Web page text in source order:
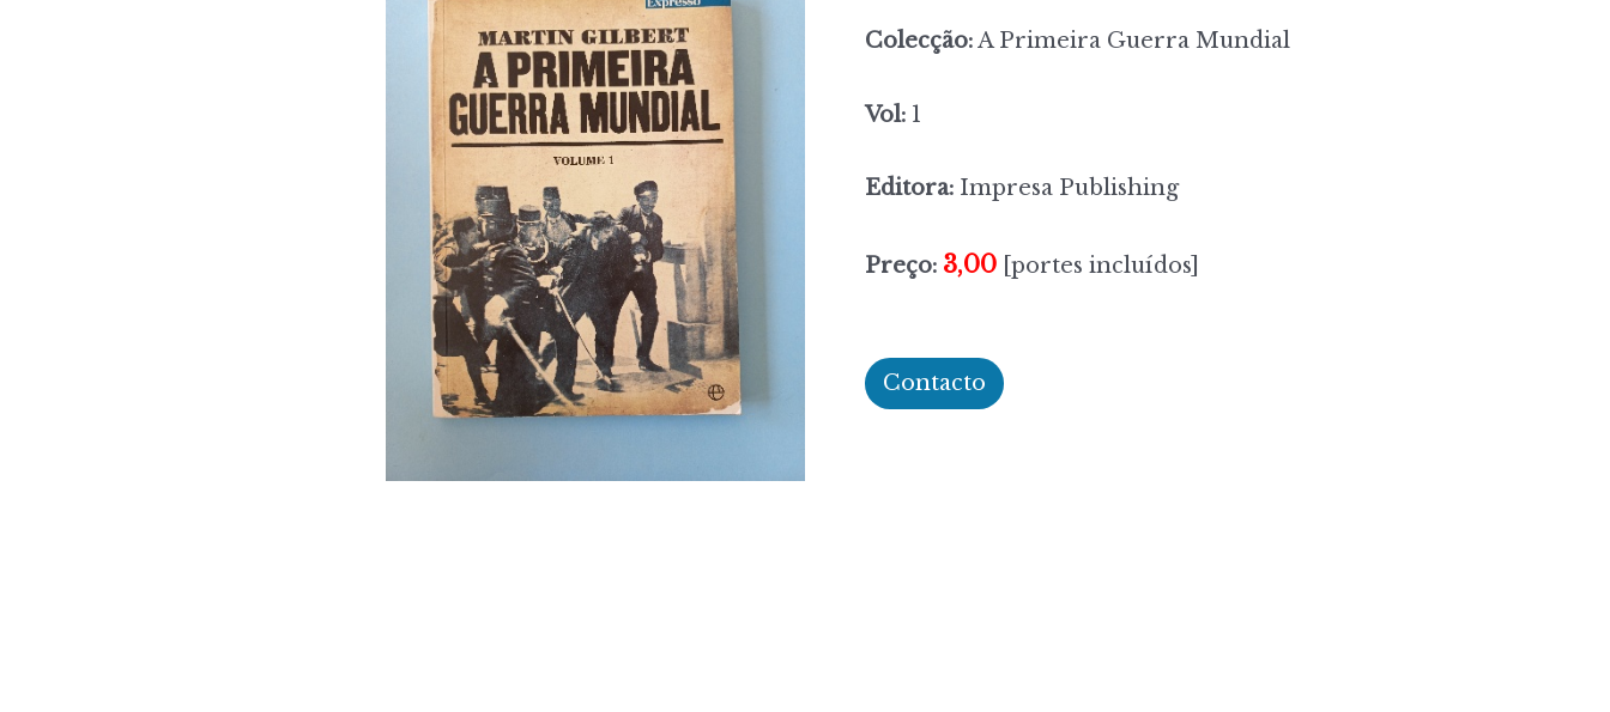
Colecção:A Primeira Guerra Mundial
Vol: 1
Editora: Impresa Publishing
Preço: 3,00 [portes incluídos]
Contacto